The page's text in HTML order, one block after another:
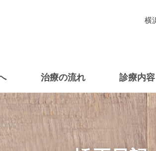
横
治療の流れ 診療内容